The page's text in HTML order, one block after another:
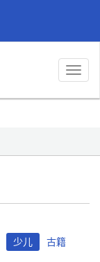
少儿
古籍